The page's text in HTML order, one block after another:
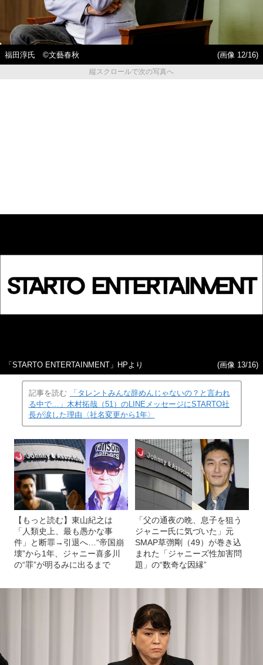
福田淳氏 ©文藝春秋
(画像 12/16)
縦スクロールで次の写真へ
「STARTO ENTERTAINMENT」HPより (画像 13/16)
記事を読む
「タレントみんな辞めんじゃないの？と言われ
る中で…」木村拓哉（51）のLINEメッセージにSTARTO社
長が涙した理由〈社名変更から1年〉
【もっと読む】東山紀之は
「人類史上、最も愚かな事
件」と断罪→引退へ…“帝国崩
壊”から1年、ジャニー喜多川
の“罪”が明るみに出るまで
「父の通夜の晩、息子を狙う
ジャニー氏に気づいた」元
SMAP草彅剛（49）が巻き込
まれた「ジャニーズ性加害問
題」の“数奇な因縁”